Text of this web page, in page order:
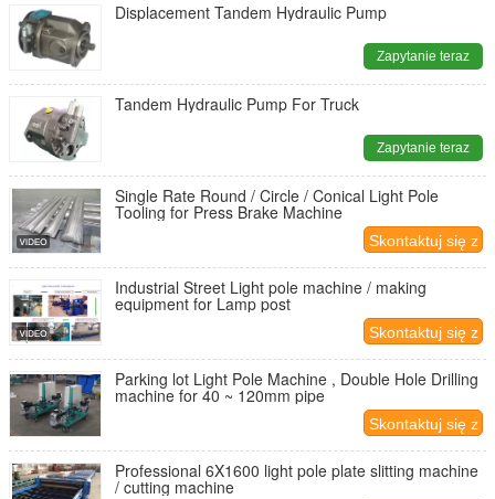
Displacement Tandem Hydraulic Pump
Zapytanie teraz
Tandem Hydraulic Pump For Truck
Zapytanie teraz
Single Rate Round / Circle / Conical Light Pole
Tooling for Press Brake Machine
Skontaktuj się z
nami
Industrial Street Light pole machine / making
equipment for Lamp post
Skontaktuj się z
nami
Parking lot Light Pole Machine , Double Hole Drilling
machine for 40 ~ 120mm pipe
Skontaktuj się z
nami
Professional 6X1600 light pole plate slitting machine
/ cutting machine